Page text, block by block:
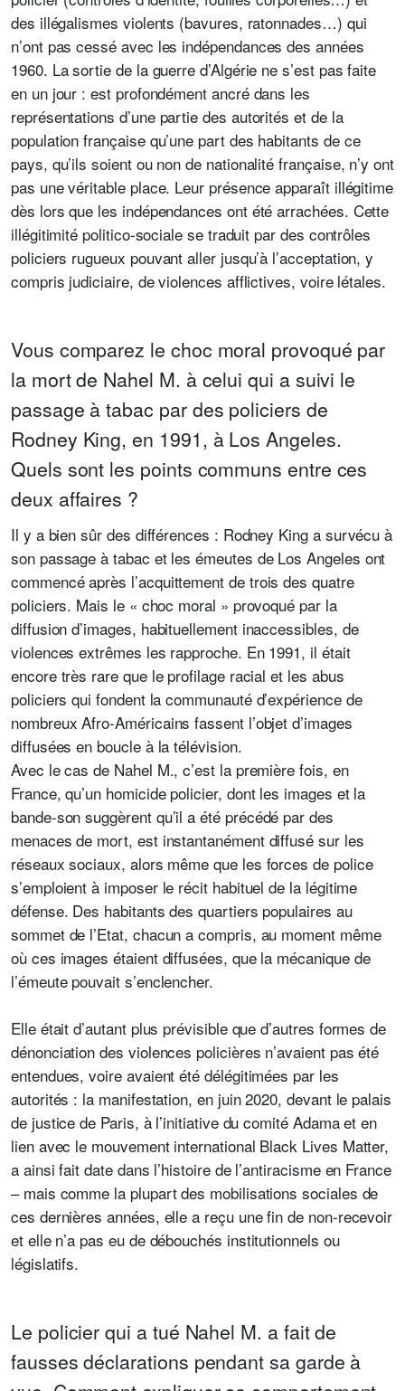
des illégalismes violents (bavures, ratonnades…) qui
n’ont pas cessé avec les indépendances des années
1960. La sortie de la guerre d’Algérie ne s’est pas faite
en un jour : est profondément ancré dans les
représentations d’une partie des autorités et de la
population française qu’une part des habitants de ce
pays, qu’ils soient ou non de nationalité française, n’y ont
pas une véritable place. Leur présence apparaît illégitime
dès lors que les indépendances ont été arrachées. Cette
illégitimité politico-sociale se traduit par des contrôles
policiers rugueux pouvant aller jusqu’à l’acceptation, y
compris judiciaire, de violences afflictives, voire létales.
Vous comparez le choc moral provoqué par
la mort de Nahel M. à celui qui a suivi le
passage à tabac par des policiers de
Rodney King, en 1991, à Los Angeles.
Quels sont les points communs entre ces
deux affaires ?
Il y a bien sûr des différences : Rodney King a survécu à
son passage à tabac et les émeutes de Los Angeles ont
commencé après l’acquittement de trois des quatre
policiers. Mais le « choc moral » provoqué par la
diffusion d’images, habituellement inaccessibles, de
violences extrêmes les rapproche. En 1991, il était
encore très rare que le profilage racial et les abus
policiers qui fondent la communauté d’expérience de
nombreux Afro-Américains fassent l’objet d’images
diffusées en boucle à la télévision.
Avec le cas de Nahel M., c’est la première fois, en
France, qu’un homicide policier, dont les images et la
bande-son suggèrent qu’il a été précédé par des
menaces de mort, est instantanément diffusé sur les
réseaux sociaux, alors même que les forces de police
s’emploient à imposer le récit habituel de la légitime
défense. Des habitants des quartiers populaires au
sommet de l’Etat, chacun a compris, au moment même
où ces images étaient diffusées, que la mécanique de
l’émeute pouvait s’enclencher.
Elle était d’autant plus prévisible que d’autres formes de
dénonciation des violences policières n’avaient pas été
entendues, voire avaient été délégitimées par les
autorités : la manifestation, en juin 2020, devant le palais
de justice de Paris, à l’initiative du comité Adama et en
lien avec le mouvement international Black Lives Matter,
a ainsi fait date dans l’histoire de l’antiracisme en France
– mais comme la plupart des mobilisations sociales de
ces dernières années, elle a reçu une fin de non-recevoir
et elle n’a pas eu de débouchés institutionnels ou
législatifs.
Le policier qui a tué Nahel M. a fait de
fausses déclarations pendant sa garde à